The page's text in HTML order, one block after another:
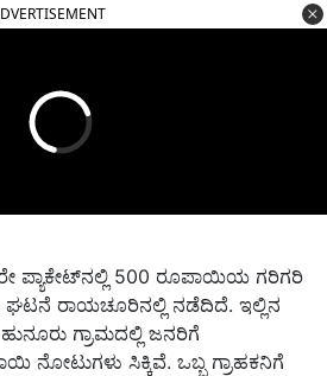
ಪ್ಯಾಕೇಟ್‌ನಲ್ಲಿ 500 ರೂಪಾಯಿಯ ಗರಿಗರಿ
ಘಟನೆ ರಾಯಚೂರಿನಲ್ಲಿ ನಡೆದಿದೆ. ಇಲ್ಲಿನ
ಗ್ರಾಮದಲ್ಲಿ ಜನರಿಗೆ
ನೋಟುಗಳು ಸಿಕ್ಕಿವೆ. ಒಬ್ಬ ಗ್ರಾಹಕನಿಗೆ